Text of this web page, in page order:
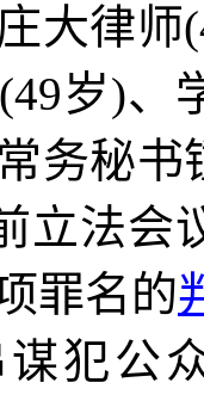
大律师
(49岁)、
务秘书
立法会
罪名的
谋犯公